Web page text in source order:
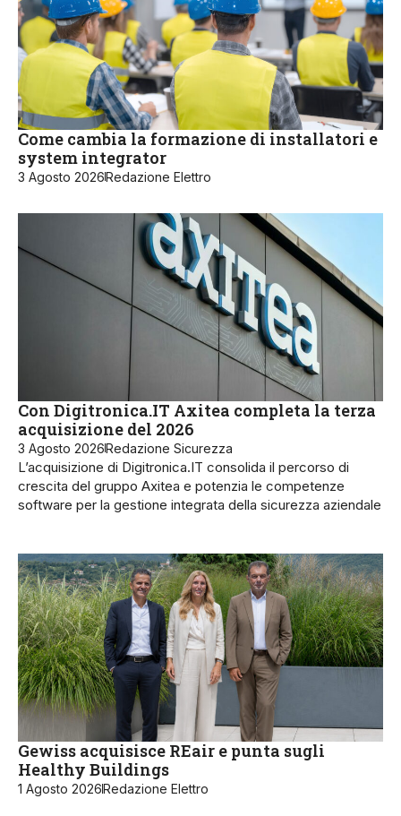
Come cambia la formazione di installatori e
system integrator
3 Agosto 2026Redazione Elettro
Con Digitronica.IT Axitea completa la terza
acquisizione del 2026
3 Agosto 2026Redazione Sicurezza
L’acquisizione di Digitronica.IT consolida il percorso di
crescita del gruppo Axitea e potenzia le competenze
software per la gestione integrata della sicurezza aziendale
Gewiss acquisisce REair e punta sugli
Healthy Buildings
1 Agosto 2026Redazione Elettro